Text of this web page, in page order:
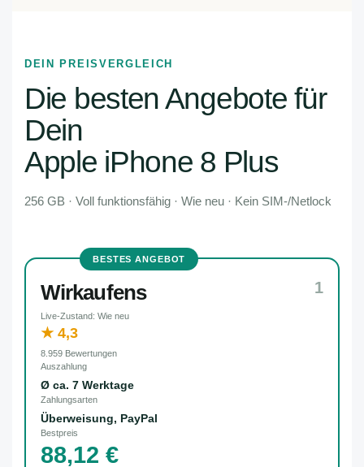
DEIN PREISVERGLEICH
Die besten Angebote für
Dein
Apple iPhone 8 Plus
256 GB · Voll funktionsfähig · Wie neu · Kein SIM-/Netlock
BESTES ANGEBOT
1
Wirkaufens
Live-Zustand: Wie neu
★ 4,3
8.959 Bewertungen
Auszahlung
Ø ca. 7 Werktage
Zahlungsarten
Überweisung, PayPal
Bestpreis
88,12 €